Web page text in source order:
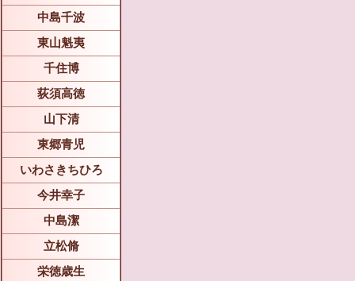
中島千波
東山魁夷
千住博
荻須高徳
山下清
東郷青児
いわさきちひろ
今井幸子
中島潔
立松脩
栄徳歳生